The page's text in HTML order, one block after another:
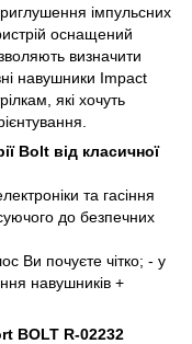
імпульсних
оснащений
визначити
навушники Impact
які хочуть
Bolt від класичної
та гасіння
до безпечних
Ви почуєте чітко; - у
навушників +
BOLT R-02232